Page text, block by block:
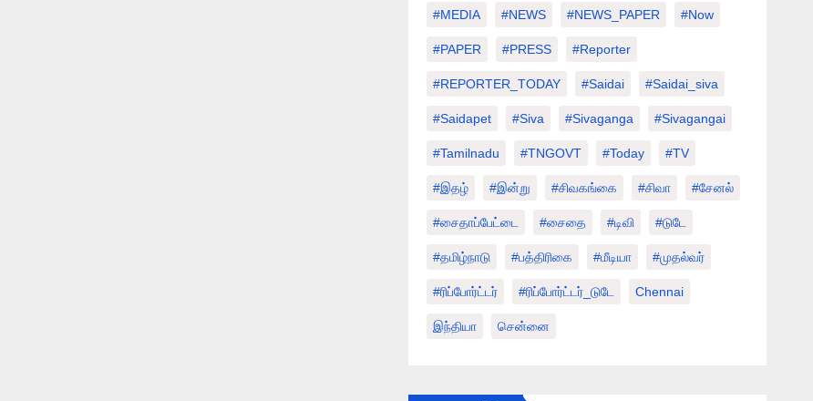
#MEDIA #NEWS #NEWS_PAPER #Now
#PAPER #PRESS #Reporter
#REPORTER_TODAY #saidai #saidai_siva
#saidapet #Siva #Sivaganga #sivagangai
#tamilnadu #TNGOVT #today #TV
#இதழ் #இன்று #சிவகங்கை #சிவா #சேனல்
#சைதாப்பேட்டை #சைதை #டிவி #டுடே
#தமிழ்நாடு #பத்திரிகை #மீடியா #முதல்வர்
#ரிப்போர்ட்டர் #ரிப்போர்ட்டர்_டுடே Chennai
இந்தியா சென்னை